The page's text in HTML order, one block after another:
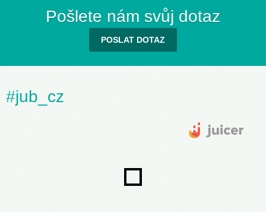
Pošlete nám svůj dotaz
POSLAT DOTAZ
#jub_cz